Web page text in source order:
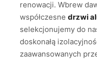
renowacji. Wbrew
współczesne drzwi
selekcjonujemy do
doskonałą
zaawansowanych